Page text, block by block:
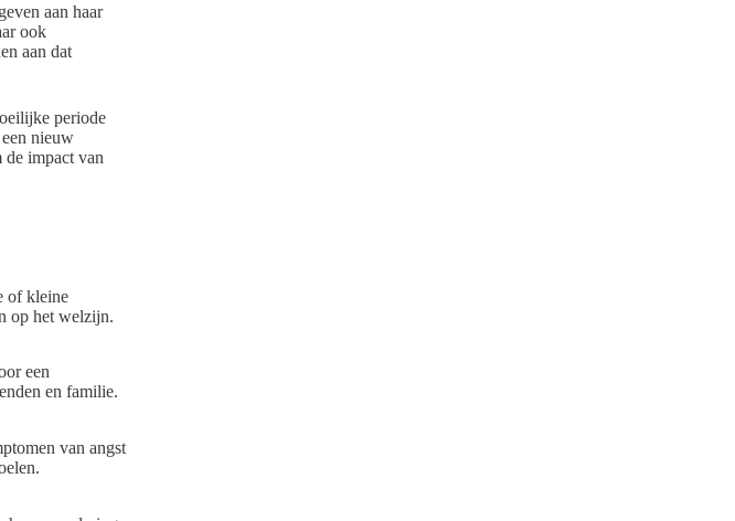
aan haar
ook
aan dat
periode
nieuw
impact van
of kleine
op het welzijn.
een
en familie.
van angst